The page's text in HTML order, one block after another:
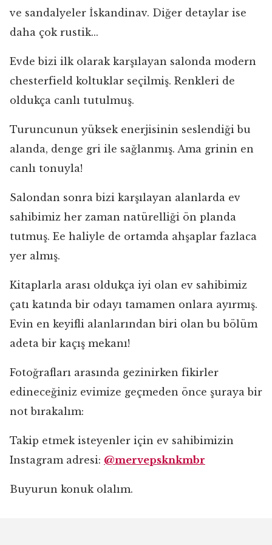
ve sandalyeler İskandinav. Diğer detaylar ise
daha çok rustik...
Evde bizi ilk olarak karşılayan salonda modern
chesterfield koltuklar seçilmiş. Renkleri de
oldukça canlı tutulmuş.
Turuncunun yüksek enerjisinin seslendiği bu
alanda, denge gri ile sağlanmış. Ama grinin en
canlı tonuyla!
Salondan sonra bizi karşılayan alanlarda ev
sahibimiz her zaman natürelliği ön planda
tutmuş. Ee haliyle de ortamda ahşaplar fazlaca
yer almış.
Kitaplarla arası oldukça iyi olan ev sahibimiz
çatı katında bir odayı tamamen onlara ayırmış.
Evin en keyifli alanlarından biri olan bu bölüm
adeta bir kaçış mekanı!
Fotoğrafları arasında gezinirken fikirler
edineceğiniz evimize geçmeden önce şuraya bir
not bırakalım:
Takip etmek isteyenler için ev sahibimizin
Instagram adresi: @mervepsknkmbr
Buyurun konuk olalım.